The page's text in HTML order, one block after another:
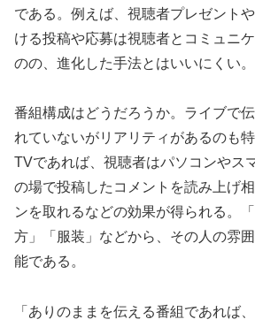
である。例えば、視聴者プレゼント
ける投稿や応募は視聴者とコミュニ
のの、進化した手法とはいいにくい。
番組構成はどうだろうか。ライブで
れていないがリアリティがあるのも
TVであれば、視聴者はパソコンやス
の場で投稿したコメントを読み上げ
ンを取れるなどの効果が得られる。
方」「服装」などから、その人の雰
能である。
「ありのままを伝える番組であれば